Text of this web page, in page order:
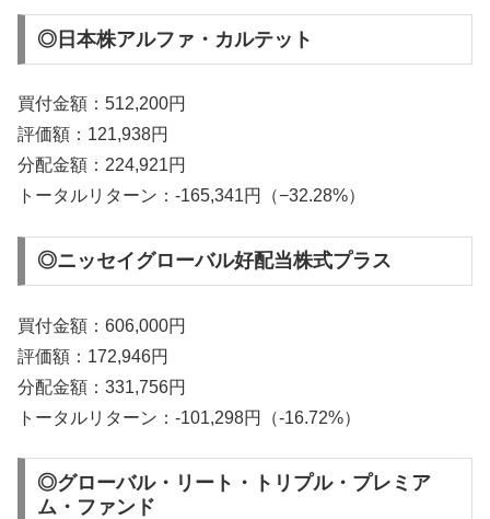
◎日本株アルファ・カルテット
買付金額：512,200円
評価額：121,938円
分配金額：224,921円
トータルリターン：-165,341円（−32.28%）
◎ニッセイグローバル好配当株式プラス
買付金額：606,000円
評価額：172,946円
分配金額：331,756円
トータルリターン：-101,298円（-16.72%）
◎グローバル・リート・トリプル・プレミア
ム・ファンド